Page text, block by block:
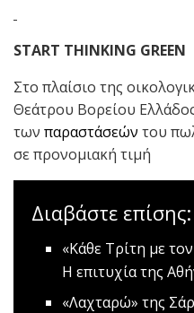
START THINKING GREEN
Στο πλαίσιο της
Θεάτρου Βορείου
των παραστάσεών του
σε προνομιακή τιμή
Διαβάστε επίσης:
«Κάθε Τρίτη με
Η επιτυχία της
«Λαχταρώ» της